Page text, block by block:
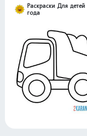
Раскраски Для
года